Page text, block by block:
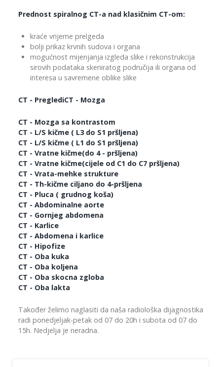
Prednost spiralnog CT-a nad klasičnim CT-om:
kraće vrijeme prelgeda
bolji prikaz krvnih sudova i organa
mogućnost mijenjanja izgleda slike i rekonstrukcija
sirovih podataka skeniratog područija ili organa od
interesa u savremene oblike slike
CT - PreglediCT - Mozga
CT - Mozga sa kontrastom
CT - L/S kičme ( L3 do S1 pršljena)
CT - L/S kičme ( L1 do S1 pršljena)
CT - Vratne kičme(do 4 - pršljena)
CT - Vratne kičme(cijele od C1 do C7 pršljena)
CT - Vrata-mehke strukture
CT - Th-kičme ciljano do 4-pršljena
CT - Pluca ( grudnog koša)
CT - Abdominalne aorte
CT - Gornjeg abdomena
CT - Karlice
CT - Abdomena i karlice
CT - Hipofize
CT - Oba kuka
CT - Oba koljena
CT - Oba skocna zgloba
CT - Oba lakta
Također želimo naglasiti da naša radiološka dijagnostika
radi ponedjeljak-petak od 07 do 20h i subota od 07 do
15h. Nedjelja je neradna.